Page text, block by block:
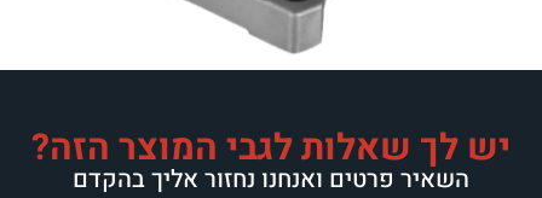
לגבי המוצר הזה?
ואנחנו נחזור אליך בהקדם